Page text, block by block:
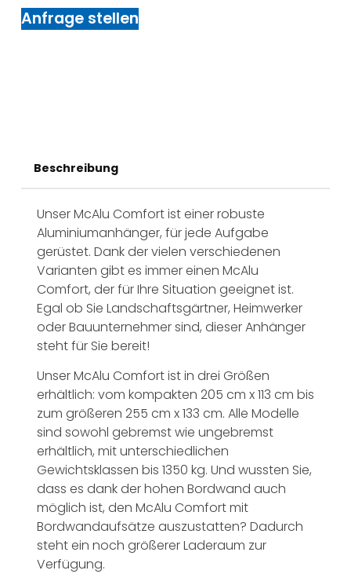
Anfrage stellen
Beschreibung
Unser McAlu Comfort ist einer robuste
Aluminiumanhänger, für jede Aufgabe
gerüstet. Dank der vielen verschiedenen
Varianten gibt es immer einen McAlu
Comfort, der für Ihre Situation geeignet ist.
Egal ob Sie Landschaftsgärtner, Heimwerker
oder Bauunternehmer sind, dieser Anhänger
steht für Sie bereit!
Unser McAlu Comfort ist in drei Größen
erhältlich: vom kompakten 205 cm x 113 cm bis
zum größeren 255 cm x 133 cm. Alle Modelle
sind sowohl gebremst wie ungebremst
erhältlich, mit unterschiedlichen
Gewichtsklassen bis 1350 kg. Und wussten Sie,
dass es dank der hohen Bordwand auch
möglich ist, den McAlu Comfort mit
Bordwandaufsätze auszustatten? Dadurch
steht ein noch größerer Laderaum zur
Verfügung.